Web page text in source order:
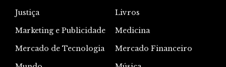
Justiça
Livros
Marketing e Publicidade
Medicina
Mercado de Tecnologia
Mercado Financeiro